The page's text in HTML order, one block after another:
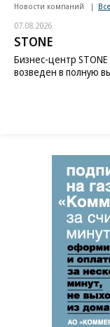
Новости компаний Все
07.08.2026
STONE
Бизнес-центр STONE
возведен в полную